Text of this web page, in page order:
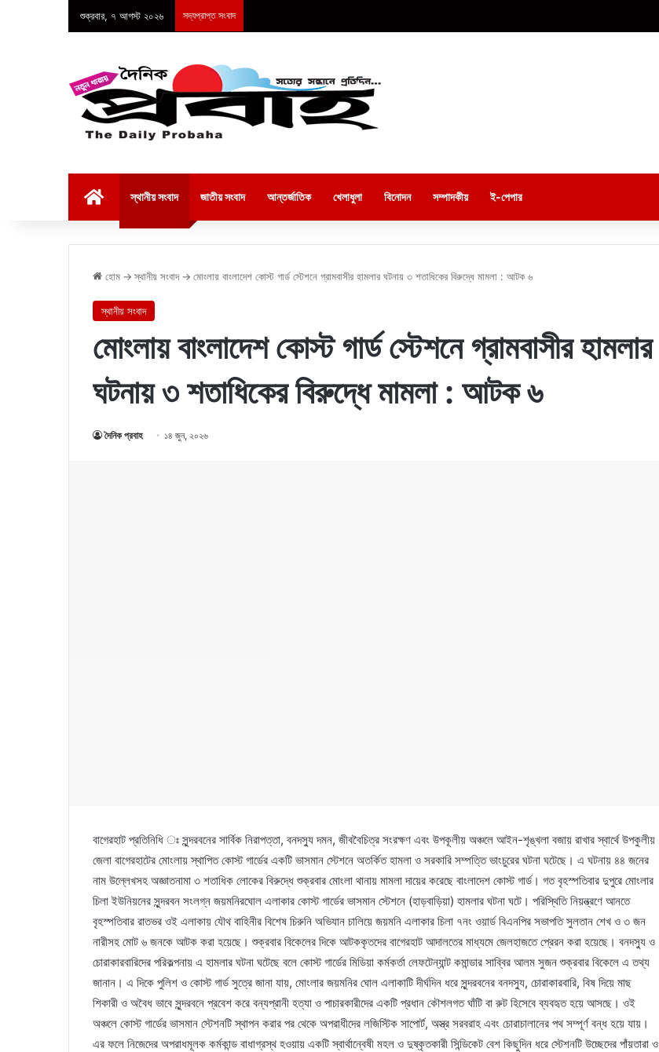
শুক্রবার, ৭ আগস্ট ২০২৬ সদ্যপ্রাপ্ত সংবাদ
স্থানীয় সংবাদ জাতীয় সংবাদ আন্তর্জাতিক খেলাধুলা বিনোদন সম্পাদকীয় ই-পেপার
হোম → স্থানীয় সংবাদ → মোংলায় বাংলাদেশ কোস্ট গার্ড স্টেশনে গ্রামবাসীর হামলার ঘটনায় ৩ শতাধিকের বিরুদ্ধে মামলা : আটক ৬
স্থানীয় সংবাদ
মোংলায় বাংলাদেশ কোস্ট গার্ড স্টেশনে গ্রামবাসীর হামলার
ঘটনায় ৩ শতাধিকের বিরুদ্ধে মামলা : আটক ৬
দৈনিক প্রবাহ ১৪ জুন, ২০২৬
বাগেরহাট প্রতিনিধি ঃ সুন্দরবনের সার্বিক নিরাপত্তা, বনদস্যু দমন, জীববৈচিত্র সংরক্ষণ এবং উপকূলীয় অঞ্চলে আইন-শৃঙ্খলা বজায় রাখার স্বার্থে উপকুলীয়
জেলা বাগেরহাটের মোংলায় স্থাপিত কোস্ট গার্ডের একটি ভাসমান স্টেশনে অতর্কিত হামলা ও সরকারি সম্পত্তি ভাংচুরের ঘটনা ঘটেছে। এ ঘটনায় ৪৪ জনের
নাম উল্লেখসহ অজ্ঞাতনামা ৩ শতাধিক লোকের বিরুদ্ধে শুক্রবার মোংলা থানায় মামলা দায়ের করেছে বাংলাদেশ কোস্ট গার্ড। গত বৃহস্পতিবার দুপুরে মোংলার
চিলা ইউনিয়নের সুন্দরবন সংলগ্ন জয়মনিরঘোল এলাকার কোস্ট গার্ডের ভাসমান স্টেশনে (হাড়বাড়িয়া) হামলার ঘটনা ঘটে। পরিস্থিতি নিয়ন্ত্রণে আনতে
বৃহস্পতিবার রাতভর ওই এলাকায় যৌথ বাহিনীর বিশেষ চিরুনি অভিযান চালিয়ে জয়মনি এলাকার চিলা ৭নং ওয়ার্ড বিএনপির সভাপতি সুলতান শেখ ও ৩ জন
নারীসহ মোট ৬ জনকে আটক করা হয়েছে। শুক্রবার বিকেলের দিকে আটককৃতদের বাগেরহাট আদালতের মাধ্যমে জেলহাজতে প্রেরন করা হয়েছে। বনদস্যু ও
চোরাকারবারিদের পরিকল্পনায় এ হামলার ঘটনা ঘটেছে বলে কোস্ট গার্ডের মিডিয়া কর্মকর্তা লেফটেন্যান্ট কমান্ডার সাব্বির আলম সুজন শুক্রবার বিকেলে এ তথ্য
জানান। এ দিকে পুলিশ ও কোস্ট গার্ড সুত্রে জানা যায়, মোংলার জয়মনির ঘোল এলাকাটি দীর্ঘদিন ধরে সুন্দরবনের বনদস্যু, চোরাকারবারি, বিষ দিয়ে মাছ
শিকারী ও অবৈধ ভাবে সুন্দরবনে প্রবেশ করে বন্যপ্রানী হত্যা ও পাচারকারীদের একটি প্রধান কৌশলগত ঘাঁটি বা রুট হিসেবে ব্যবহৃত হয়ে আসছে। ওই
অঞ্চলে কোস্ট গার্ডের ভাসমান স্টেশনটি স্থাপন করার পর থেকে অপরাধীদের লজিস্টিক সাপোর্ট, অস্ত্র সরবরাহ এবং চোরাচালানের পথ সম্পূর্ণ বন্ধ হয়ে যায়।
এর ফলে নিজেদের অপরাধমূলক কর্মকান্ড বাধাগ্রস্থ হওয়ায় একটি স্বার্থান্বেষী মহল ও দুষ্কৃতকারী সিন্ডিকেট বেশ কিছুদিন ধরে স্টেশনটি উচ্ছেদের পাঁয়তারা ও